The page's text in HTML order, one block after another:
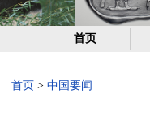
首页
首页 > 中国要闻